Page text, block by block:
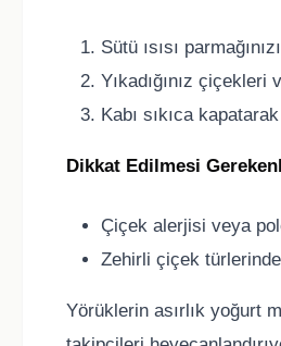
Sütü ısısı
Yıkadığınız çiçekleri
Kabı sıkıca
Dikkat Edilmesi
Çiçek alerjisi veya
Zehirli çiçek
Yörüklerin asırlık yoğurt